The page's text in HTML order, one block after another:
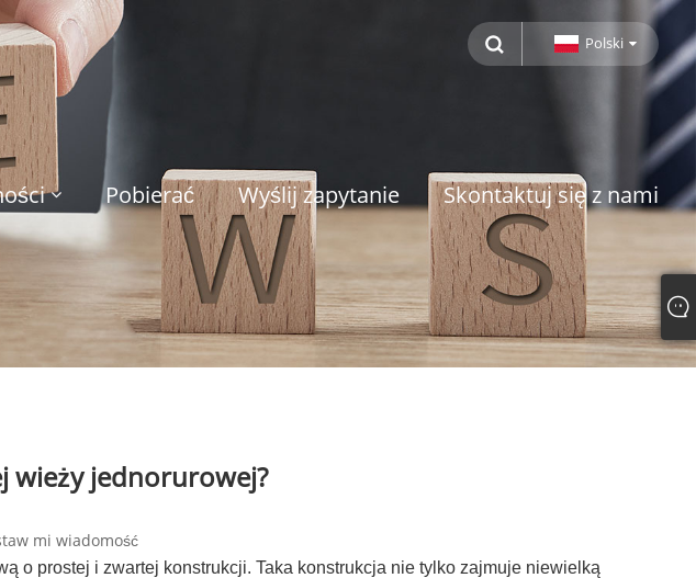
Polski
Pobierać Wyślij zapytanie Skontaktuj się z nami
wieży jednorurowej?
mi wiadomość
o prostej i zwartej konstrukcji. Taka konstrukcja nie tylko zajmuje niewielką